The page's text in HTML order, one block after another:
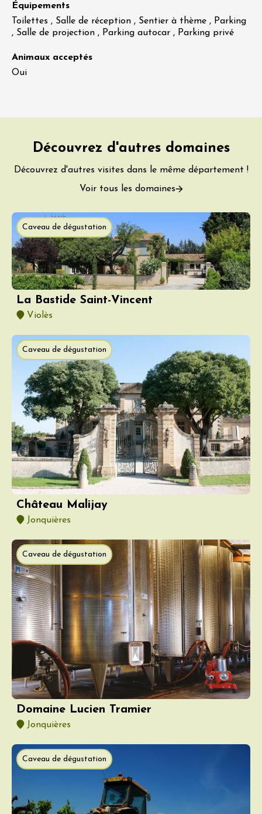
Équipements
Toilettes , Salle de réception , Sentier à thème , Parking
, Salle de projection , Parking autocar , Parking privé
Animaux acceptés
Oui
Découvrez d'autres domaines
Découvrez d'autres visites dans le même département !
Voir tous les domaines
Caveau de dégustation
La Bastide Saint-Vincent
Violès
Caveau de dégustation
Château Malijay
Jonquières
Caveau de dégustation
Domaine Lucien Tramier
Jonquières
Caveau de dégustation